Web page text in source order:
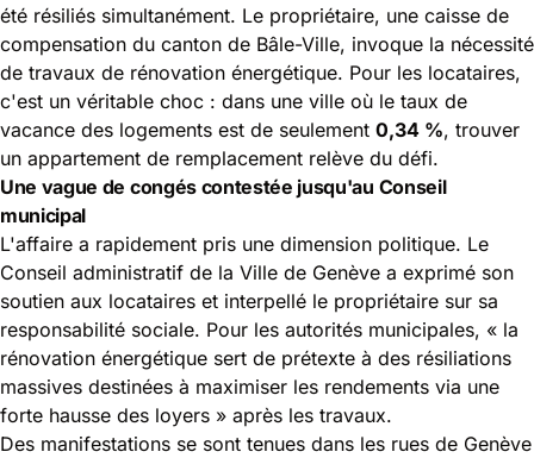
été résiliés simultanément. Le propriétaire, une caisse de
compensation du canton de Bâle-Ville, invoque la nécessité
de travaux de rénovation énergétique. Pour les locataires,
c'est un véritable choc : dans une ville où le taux de
vacance des logements est de seulement 0,34 %, trouver
un appartement de remplacement relève du défi.
Une vague de congés contestée jusqu'au Conseil
municipal
L'affaire a rapidement pris une dimension politique. Le
Conseil administratif de la Ville de Genève a exprimé son
soutien aux locataires et interpellé le propriétaire sur sa
responsabilité sociale. Pour les autorités municipales, « la
rénovation énergétique sert de prétexte à des résiliations
massives destinées à maximiser les rendements via une
forte hausse des loyers » après les travaux.
Des manifestations se sont tenues dans les rues de Genève